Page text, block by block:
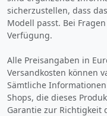
sicherzustellen, dass
Modell passt. Bei
Verfügung.
Alle Preisangaben in
Versandkosten können
Sämtliche
Shops, die dieses
Garantie zur Richtigkeit